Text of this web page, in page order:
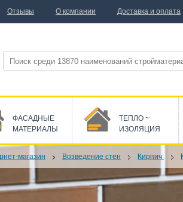
магазин Возведение стен Кирпич
ФАСАДНЫЕ
МАТЕРИАЛЫ
ТЕПЛО ~
ИЗОЛЯЦИЯ
Отзывы О компании Доставка и оплата